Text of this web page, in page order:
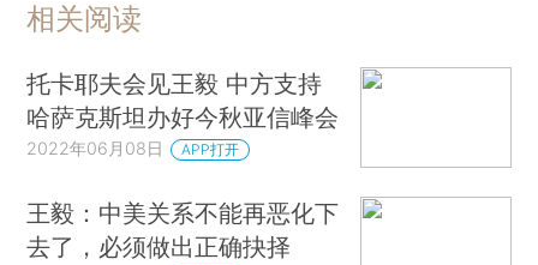
相关阅读
托卡耶夫会见王毅 中方支持
哈萨克斯坦办好今秋亚信峰会
2022年06月08日 APP打开
王毅：中美关系不能再恶化下
去了，必须做出正确抉择